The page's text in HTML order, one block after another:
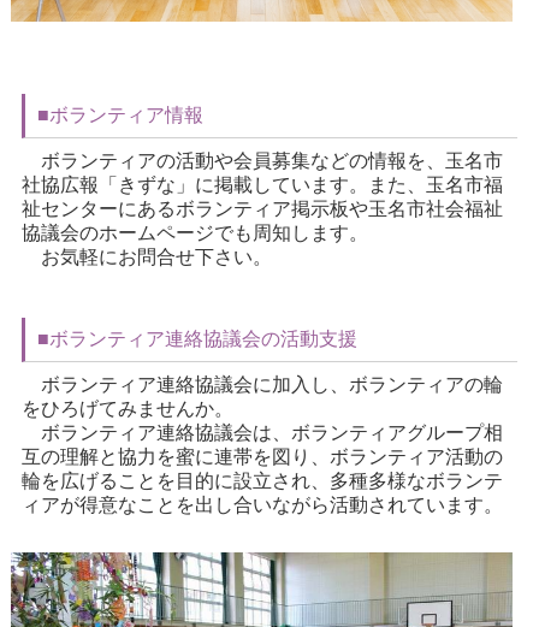
■ボランティア情報
ボランティアの活動や会員募集などの情報を、玉名市
社協広報「きずな」に掲載しています。また、玉名市福
祉センターにあるボランティア掲示板や玉名市社会福祉
協議会のホームページでも周知します。
お気軽にお問合せ下さい。
■ボランティア連絡協議会の活動支援
ボランティア連絡協議会に加入し、ボランティアの輪
をひろげてみませんか。
ボランティア連絡協議会は、ボランティアグループ相
互の理解と協力を蜜に連帯を図り、ボランティア活動の
輪を広げることを目的に設立され、多種多様なボランテ
ィアが得意なことを出し合いながら活動されています。